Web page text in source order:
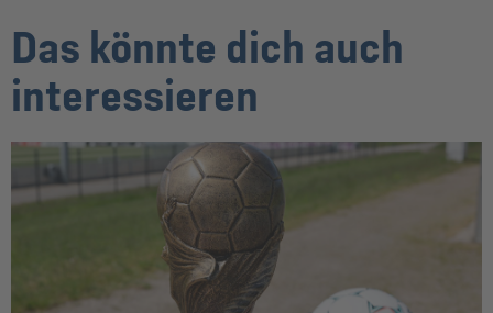
Das könnte dich auch
interessieren